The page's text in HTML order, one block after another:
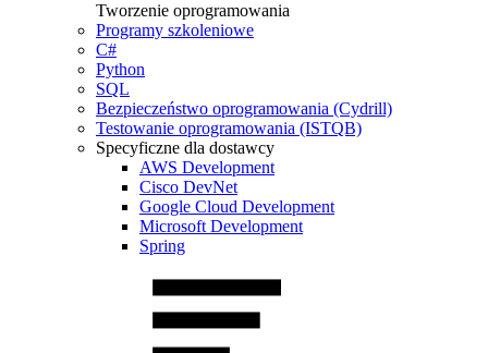
Tworzenie oprogramowania
Programy szkoleniowe
C#
Python
SQL
Bezpieczeństwo oprogramowania (Cydrill)
Testowanie oprogramowania (ISTQB)
Specyficzne dla dostawcy
AWS Development
Cisco DevNet
Google Cloud Development
Microsoft Development
Spring